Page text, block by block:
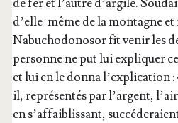
d’elle-même de la mon­tagne
Nabu­cho­do­no­sor fit venir les
per­sonne ne put lui expli­quer
et lui en le don­na l’ex­pli­ca­tion
il, repré­sen­tés par l’argent,
en s’af­fai­blis­sant,